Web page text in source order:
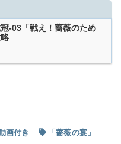
冠-03「戦え！薔薇のため
画付き 「薔薇の宴」